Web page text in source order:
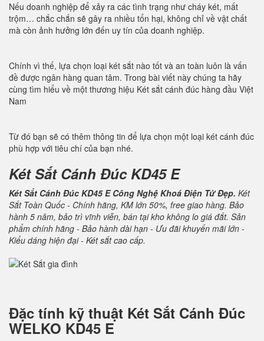
Nếu doanh nghiệp để xảy ra các tình trạng như cháy két, mất
trộm… chắc chắn sẽ gây ra nhiều tổn hại, không chỉ về vật chất
mà còn ảnh hưởng lớn đến uy tín của doanh nghiệp.
Chính vì thế, lựa chọn loại két sắt nào tốt và an toàn luôn là vấn
đề được ngân hàng quan tâm. Trong bài viết này chúng ta hãy
cùng tìm hiểu về một thương hiệu Két sắt cánh đúc hàng đầu Việt
Nam
Từ đó bạn sẽ có thêm thông tin để lựa chọn một loại két cánh đúc
phù hợp với tiêu chí của bạn nhé.
Két Sắt Cánh Đúc KD45 E
Két Sắt Cánh Đúc KD45 E Công Nghệ Khoá Điện Tử Đẹp. Két
Sắt Toàn Quốc - Chính hãng, KM lớn 50%, free giao hàng. Bảo
hành 5 năm, bảo trì vĩnh viễn, bán tại kho không lo giá đắt. Sản
phẩm chính hãng - Bảo hành dài hạn - Ưu đãi khuyến mãi lớn -
Kiểu dáng hiện đại - Két sắt cao cấp.
Đặc tính kỹ thuật Két Sắt Cánh Đúc
WELKO KD45 E